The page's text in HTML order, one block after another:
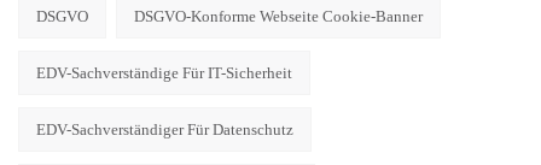
DSGVO DSGVO-Konforme Webseite Cookie-Banner
EDV-Sachverständige Für IT-Sicherheit
EDV-Sachverständiger Für Datenschutz